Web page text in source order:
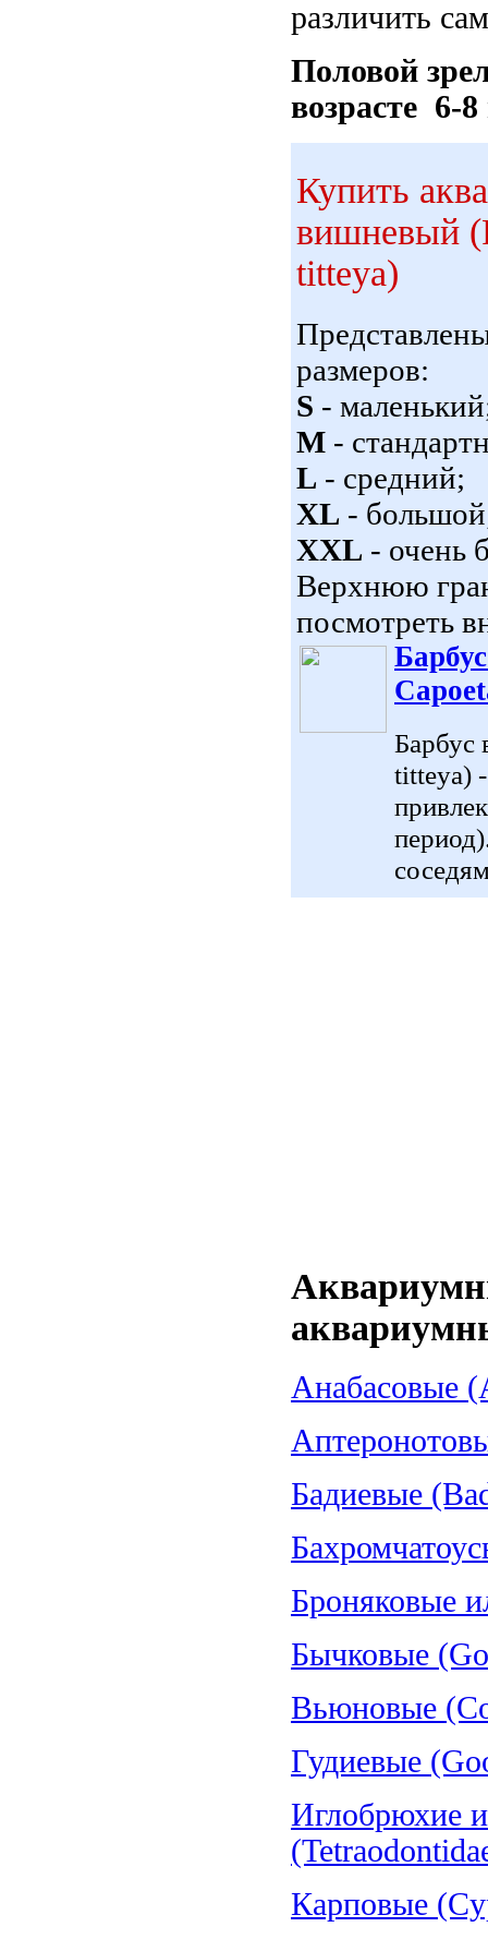
различить
Половой
возрасте 6-8
Купить
вишневый
titteya)
размеров:
S -
M -
L - средний;
XL -
XXL - очень
Верхнюю
посмотреть
Барбус
titteya)
Анабасовые
Бадиевые
Броняковые
Бычковые
Вьюновые
Гудиевые
Иглобрюхие
Карповые